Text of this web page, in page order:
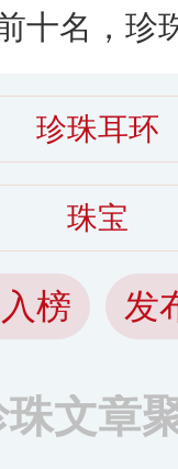
十名，珍
珍珠耳环
珠宝
榜 发
珠文章